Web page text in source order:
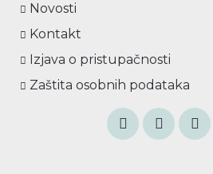
Novosti
Kontakt
Izjava o pristupačnosti
Zaštita osobnih podataka